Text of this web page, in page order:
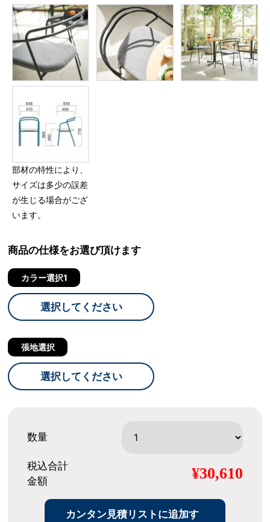
部材の特性により、
サイズは多少の誤差
が生じる場合がござ
います。
商品の仕様をお選び頂けます
カラー選択1
選択してください
張地選択
選択してください
数量
税込合計
金額
¥30,610
カンタン見積リストに追加す